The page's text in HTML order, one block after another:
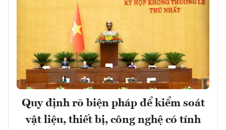
Quy định rõ biện pháp để kiểm soát
vật liệu, thiết bị, công nghệ có tính